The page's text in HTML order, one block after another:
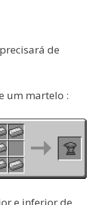
de
um martelo :
e inferior de